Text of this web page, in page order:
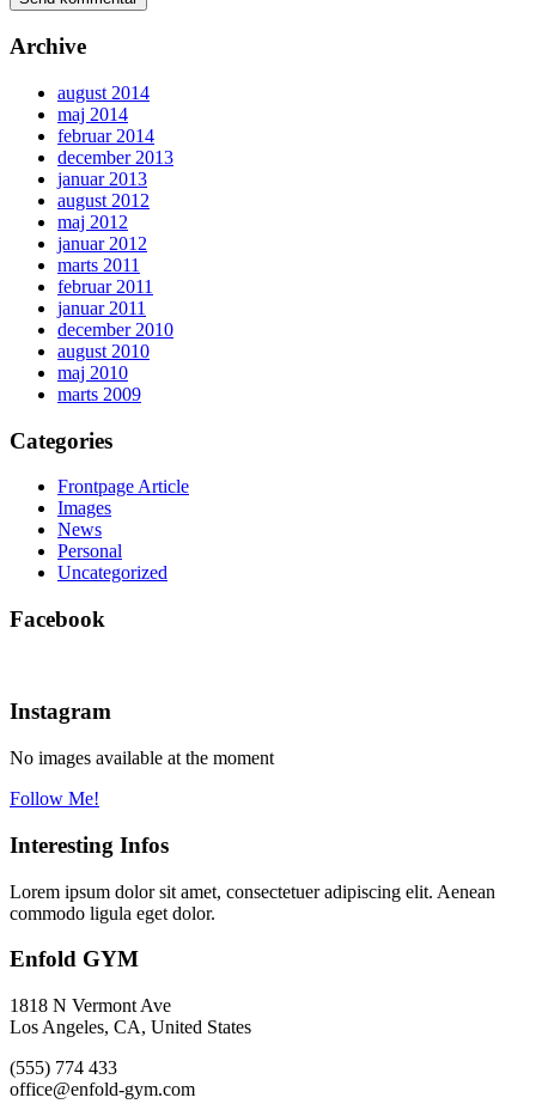
Archive
august 2014
maj 2014
februar 2014
december 2013
januar 2013
august 2012
maj 2012
januar 2012
marts 2011
februar 2011
januar 2011
december 2010
august 2010
maj 2010
marts 2009
Categories
Frontpage Article
Images
News
Personal
Uncategorized
Facebook
Instagram
No images available at the moment
Follow Me!
Interesting Infos
Lorem ipsum dolor sit amet, consectetuer adipiscing elit. Aenean
commodo ligula eget dolor.
Enfold GYM
1818 N Vermont Ave
Los Angeles, CA, United States
(555) 774 433
office@enfold-gym.com